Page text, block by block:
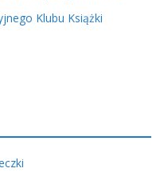
Klubu Książki